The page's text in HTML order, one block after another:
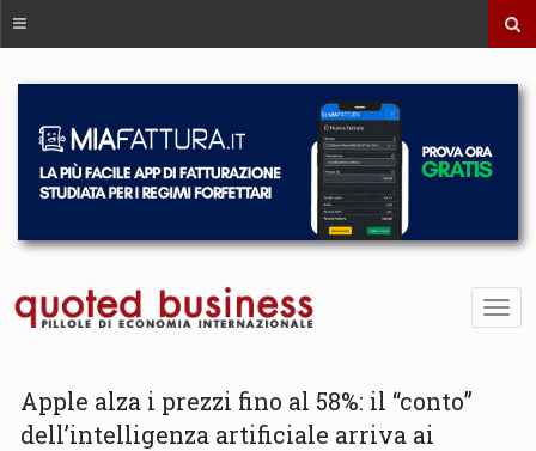
Apple alza i prezzi fino al 58%: il “conto”
dell’intelligenza artificiale arriva ai